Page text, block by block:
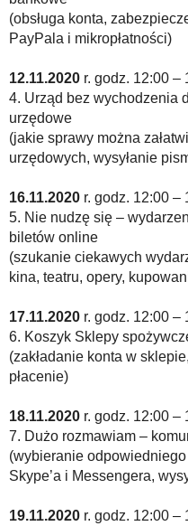
(obsługa konta,
PayPala i mikropłatności)
12.11.2020 r. godz. 12:00 –
4. Urząd bez wychodzenia
urzędowe
(jakie sprawy można
urzędowych, wysyłanie
16.11.2020 r. godz. 12:00 –
5. Nie nudzę się –
biletów online
(szukanie ciekawych
kina, teatru, opery,
17.11.2020 r. godz. 12:00 –
6. Koszyk Sklepy
(zakładanie konta w
płacenie)
18.11.2020 r. godz. 12:00 –
7. Dużo rozmawiam –
(wybieranie
Skype’a i Messengera,
19.11.2020 r. godz. 12:00 –